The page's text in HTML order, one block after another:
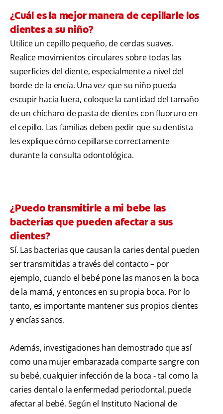
¿Cuál es la mejor manera de cepillarle los
dientes a su niño?
Utilice un cepillo pequeño, de cerdas suaves.
Realice movimientos circulares sobre todas las
superficies del diente, especialmente a nivel del
borde de la encía. Una vez que su niño pueda
escupir hacia fuera, coloque la cantidad del tamaño
de un chícharo de pasta de dientes con fluoruro en
el cepillo. Las familias deben pedir que su dentista
les explique cómo cepillarse correctamente
durante la consulta odontológica.
¿Puedo transmitirle a mi bebe las
bacterias que pueden afectar a sus
dientes?
Sí. Las bacterias que causan la caries dental pueden
ser transmitidas a través del contacto – por
ejemplo, cuando el bebé pone las manos en la boca
de la mamá, y entonces en su propia boca. Por lo
tanto, es importante mantener sus propios dientes
y encías sanos.
Además, investigaciones han demostrado que así
como una mujer embarazada comparte sangre con
su bebé, cualquier infección de la boca - tal como la
caries dental o la enfermedad periodontal, puede
afectar al bebé. Según el Instituto Nacional de